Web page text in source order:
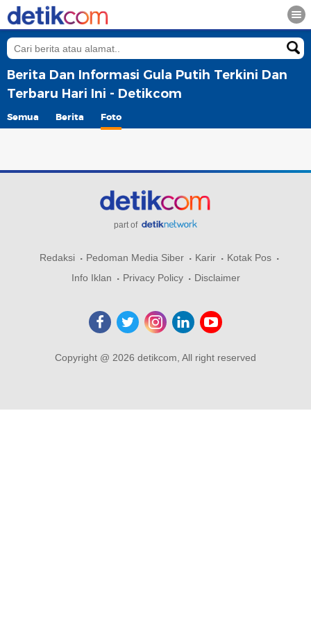
Berita Dan Informasi Gula Putih Terkini Dan
Terbaru Hari Ini - Detikcom
Semua Berita Foto
part of
Redaksi Pedoman Media Siber Karir
Kotak Pos
Info Iklan
Privacy Policy Disclaimer
Copyright @ 2026 detikcom, All right reserved